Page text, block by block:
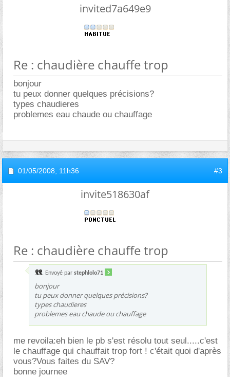
invited7a649e9
Re : chaudière chauffe trop
bonjour
tu peux donner quelques précisions?
types chaudieres
problemes eau chaude ou chauffage
01/05/2008, 11h36 #3
invite518630af
Re : chaudière chauffe trop
Envoyé par stephlolo71
bonjour
tu peux donner quelques précisions?
types chaudieres
problemes eau chaude ou chauffage
me revoila:eh bien le pb s'est résolu tout seul.....c'est
le chauffage qui chauffait trop fort ! c'était quoi d'après
vous?Vous faites du SAV?
bonne journee